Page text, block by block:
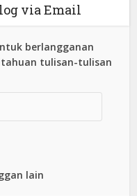
via Email
berlangganan
tulisan-tulisan
lain